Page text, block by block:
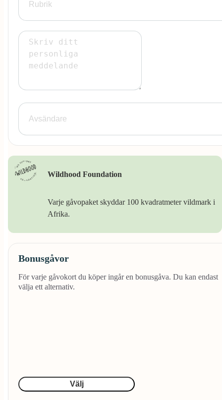
Wildhood Foundation
Varje gåvopaket skyddar 100 kvadratmeter vildmark i
Afrika.
Bonusgåvor
För varje gåvokort du köper ingår en bonusgåva. Du kan endast
välja ett alternativ.
Välj